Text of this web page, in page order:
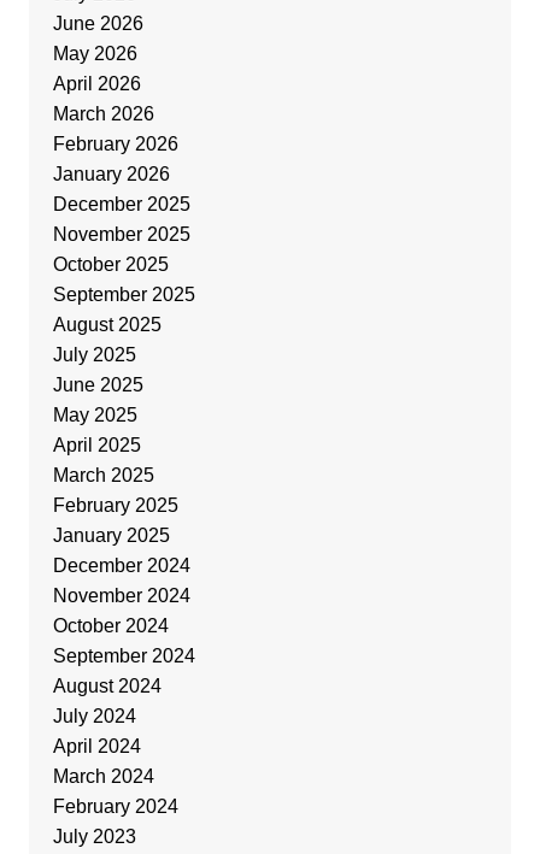
June 2026
May 2026
April 2026
March 2026
February 2026
January 2026
December 2025
November 2025
October 2025
September 2025
August 2025
July 2025
June 2025
May 2025
April 2025
March 2025
February 2025
January 2025
December 2024
November 2024
October 2024
September 2024
August 2024
July 2024
April 2024
March 2024
February 2024
July 2023